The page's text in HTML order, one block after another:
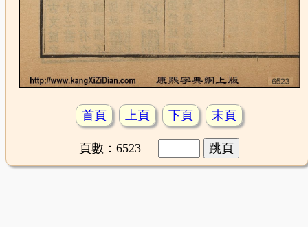
首頁 上頁 下頁 末頁
頁數：6523